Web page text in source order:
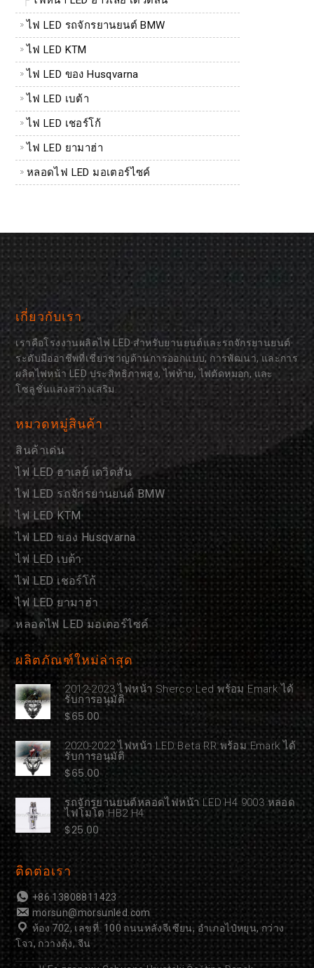
ไฟ LED รถจักรยานยนต์ BMW
ไฟ LED KTM
ไฟ LED ของ Husqvarna
ไฟ LED เบต้า
ไฟ LED เชอร์โก้
ไฟ LED ยามาฮ่า
หลอดไฟ LED มอเตอร์ไซค์
เกี่ยวกับเรา
เราคือโรงงานผลิตไฟ LED สำหรับยานยนต์และรถจักรยานยนต์
ระดับมืออาชีพที่เชี่ยวชาญด้านการออกแบบ, การพัฒนา, และการ
ผลิตไฟหน้า LED ประสิทธิภาพสูง, ไฟท้าย, ไฟตัดหมอก, และ
โซลูชั่นแสงสว่างเสริม.
หมวดหมู่สินค้า
สินค้าเด่น
ไฟ LED ฮาเลย์ เดวิดสัน
ไฟ LED รถจักรยานยนต์ BMW
ไฟ LED KTM
ไฟ LED ของ Husqvarna
ไฟ LED เบต้า
ไฟ LED เชอร์โก้
ไฟ LED ยามาฮ่า
หลอดไฟ LED มอเตอร์ไซค์
ผลิตภัณฑ์ใหม่ล่าสุด
2012-2023 ไฟหน้า Sherco Led พร้อม Emark ได้
รับการอนุมัติ
$65.00
2020-2022 ไฟหน้า LED Beta RR พร้อม Emark ได้
รับการอนุมัติ
$65.00
รถจักรยานยนต์หลอดไฟหน้า LED H4 9003 หลอด
ไฟโมโต HB2 H4
$25.00
ติดต่อเรา
+86 13808811423
morsun@morsunled.com
ห้อง 702, เลขที่. 100 ถนนหลังจีเซียน, อำเภอไป๋หยุน, กว่าง
โจว, กวางตุ้ง, จีน